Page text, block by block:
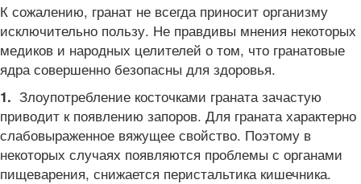
К сожалению, гранат не всегда приносит организму
исключительно пользу. Не правдивы мнения некоторых
медиков и народных целителей о том, что гранатовые
ядра совершенно безопасны для здоровья.
1. Злоупотребление косточками граната зачастую
приводит к появлению запоров. Для граната характерно
слабовыраженное вяжущее свойство. Поэтому в
некоторых случаях появляются проблемы с органами
пищеварения, снижается перистальтика кишечника.